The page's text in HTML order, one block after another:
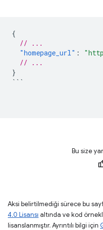
{
// ...
"homepage_url" :
// ...
}
```
Bu size
Aksi belirtilmediği sürece bu
4.0 Lisansı altında ve kod
lisanslanmıştır. Ayrıntılı bilgi için